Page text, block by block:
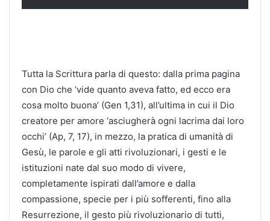
Tutta la Scrittura parla di questo: dalla prima pagina
con Dio che ‘vide quanto aveva fatto, ed ecco era
cosa molto buona’ (Gen 1,31), all’ultima in cui il Dio
creatore per amore ‘asciugherà ogni lacrima dai loro
occhi’ (Ap, 7, 17), in mezzo, la pratica di umanità di
Gesù, le parole e gli atti rivoluzionari, i gesti e le
istituzioni nate dal suo modo di vivere,
completamente ispirati dall’amore e dalla
compassione, specie per i più sofferenti, fino alla
Resurrezione, il gesto più rivoluzionario di tutti,